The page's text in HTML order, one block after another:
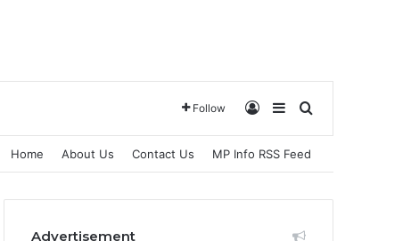
Follow Log InSidebarSearch for
Home About Us Contact Us MP Info RSS Feed
Advertisement